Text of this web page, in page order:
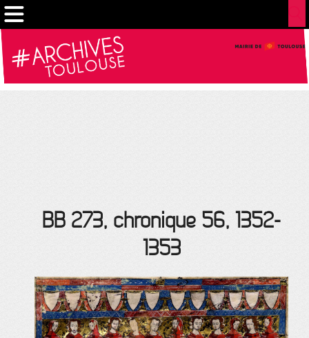
BB 273, chronique 56, 1352-
1353
Gestion de vos préférences sur les cookies